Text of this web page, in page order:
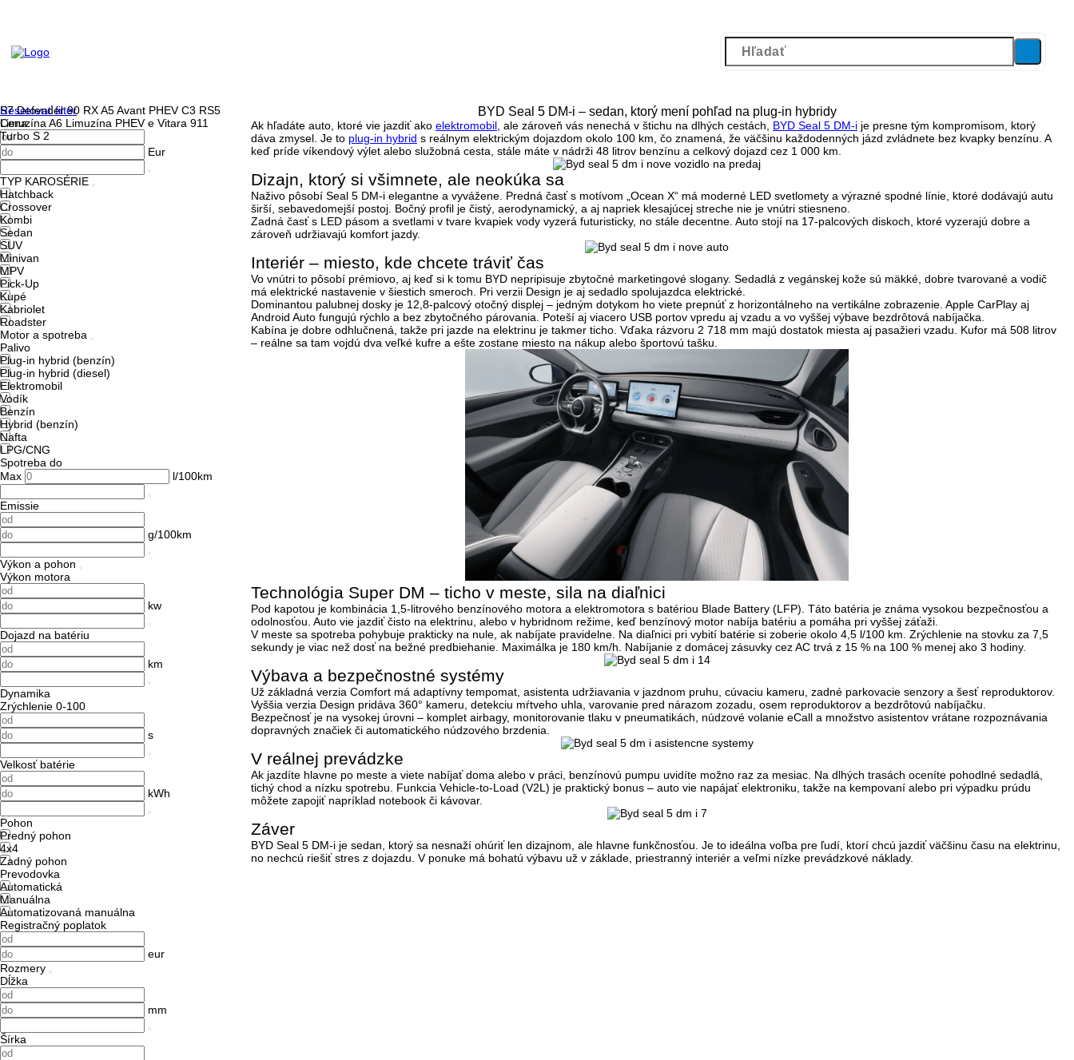
Resetovať filter
Cena
Eur
TYP KAROSÉRIE
Hatchback
Crossover
Kombi
Sedan
SUV
Minivan
MPV
Pick-Up
Kupé
Kabriolet
Roadster
Motor a spotreba
Palivo
Plug-in hybrid (benzín)
Plug-in hybrid (diesel)
Elektromobil
Vodík
Benzín
Hybrid (benzín)
Nafta
LPG/CNG
Spotreba do
Max
l/100km
Emissie
g/100km
Výkon a pohon
Výkon motora
kw
Dojazd na batériu
km
Dynamika
Zrýchlenie 0-100
s
Velkosť batérie
kWh
Pohon
Predný pohon
4x4
Zadný pohon
Prevodovka
Automatická
Manuálna
Automatizovaná manuálna
Registračný poplatok
eur
Rozmery
Dĺžka
mm
Šírka
S7 Defender 90 RXA5 Avant PHEV C3 RS5
Limuzína A6 Limuzína PHEV e Vitara 911
Turbo S 2
BYD Seal 5 DM-i – sedan, ktorý mení pohľad na plug-in hybridy
Ak hľadáte auto, ktoré vie jazdiť ako elektromobil , ale zároveň vás nenechá v štichu na dlhých cestách, BYD Seal 5 DM-i je presne tým kompromisom, ktorý
dáva zmysel. Je to plug-in hybrid s reálnym elektrickým dojazdom okolo 100 km, čo znamená, že väčšinu každodenných jázd zvládnete bez kvapky benzínu. A
keď príde víkendový výlet alebo služobná cesta, stále máte v nádrži 48 litrov benzínu a celkový dojazd cez 1 000 km.
Dizajn, ktorý si všimnete, ale neokúka sa
Naživo pôsobí Seal 5 DM-i elegantne a vyvážene. Predná časť s motívom „Ocean X“ má moderné LED svetlomety a výrazné spodné línie, ktoré dodávajú autu
širší, sebavedomejší postoj. Bočný profil je čistý, aerodynamický, a aj napriek klesajúcej streche nie je vnútri stiesneno.
Zadná časť s LED pásom a svetlami v tvare kvapiek vody vyzerá futuristicky, no stále decentne. Auto stojí na 17-palcových diskoch, ktoré vyzerajú dobre a
zároveň udržiavajú komfort jazdy.
Interiér – miesto, kde chcete tráviť čas
Vo vnútri to pôsobí prémiovo, aj keď si k tomu BYD nepripisuje zbytočné marketingové slogany. Sedadlá z vegánskej kože sú mäkké, dobre tvarované a vodič
má elektrické nastavenie v šiestich smeroch. Pri verzii Design je aj sedadlo spolujazdca elektrické.
Dominantou palubnej dosky je 12,8-palcový otočný displej – jedným dotykom ho viete prepnúť z horizontálneho na vertikálne zobrazenie. Apple CarPlay aj
Android Auto fungujú rýchlo a bez zbytočného párovania. Poteší aj viacero USB portov vpredu aj vzadu a vo vyššej výbave bezdrôtová nabíjačka.
Kabína je dobre odhlučnená, takže pri jazde na elektrinu je takmer ticho. Vďaka rázvoru 2 718 mm majú dostatok miesta aj pasažieri vzadu. Kufor má 508 litrov
– reálne sa tam vojdú dva veľké kufre a ešte zostane miesto na nákup alebo športovú tašku.
Technológia Super DM – ticho v meste, sila na diaľnici
Pod kapotou je kombinácia 1,5-litrového benzínového motora a elektromotora s batériou Blade Battery (LFP). Táto batéria je známa vysokou bezpečnosťou a
odolnosťou. Auto vie jazdiť čisto na elektrinu, alebo v hybridnom režime, keď benzínový motor nabíja batériu a pomáha pri vyššej záťaži.
V meste sa spotreba pohybuje prakticky na nule, ak nabíjate pravidelne. Na diaľnici pri vybití batérie si zoberie okolo 4,5 l/100 km . Zrýchlenie na stovku za 7,5
sekundy je viac než dosť na bežné predbiehanie. Maximálka je 180 km/h. Nabíjanie z domácej zásuvky cez AC trvá z 15 % na 100 % menej ako 3 hodiny.
Výbava a bezpečnostné systémy
Už základná verzia Comfort má adaptívny tempomat , asistenta udržiavania v jazdnom pruhu, cúvaciu kameru, zadné parkovacie senzory a šesť reproduktorov.
Vyššia verzia Design pridáva 360° kameru , detekciu mŕtveho uhla, varovanie pred nárazom zozadu, osem reproduktorov a bezdrôtovú nabíjačku.
Bezpečnosť je na vysokej úrovni – komplet airbagy, monitorovanie tlaku v pneumatikách, núdzové volanie eCall a množstvo asistentov vrátane rozpoznávania
dopravných značiek či automatického núdzového brzdenia.
V reálnej prevádzke
Ak jazdíte hlavne po meste a viete nabíjať doma alebo v práci, benzínovú pumpu uvidíte možno raz za mesiac. Na dlhých trasách oceníte pohodlné sedadlá,
tichý chod a nízku spotrebu. Funkcia Vehicle-to-Load (V2L) je praktický bonus – auto vie napájať elektroniku, takže na kempovaní alebo pri výpadku prúdu
môžete zapojiť napríklad notebook či kávovar.
Záver
BYD Seal 5 DM-i je sedan, ktorý sa nesnaží ohúriť len dizajnom, ale hlavne funkčnosťou. Je to ideálna voľba pre ľudí, ktorí chcú jazdiť väčšinu času na elektrinu,
no nechcú riešiť stres z dojazdu. V ponuke má bohatú výbavu už v základe, priestranný interiér a veľmi nízke prevádzkové náklady.